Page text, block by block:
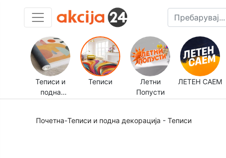
Теписи и
подна
Теписи
Летни
Попусти
ЛЕТЕН САЕМ
Почетна-Теписи и подна декорација - Теписи